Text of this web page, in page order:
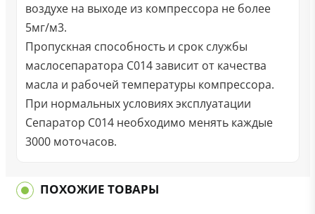
воздухе на выходе из компрессора не более
5мг/м3.
Пропускная способность и срок службы
маслосепаратора C014 зависит от качества
масла и рабочей температуры компрессора.
При нормальных условиях эксплуатации
Сепаратор C014 необходимо менять каждые
3000 моточасов.
ПОХОЖИЕ ТОВАРЫ